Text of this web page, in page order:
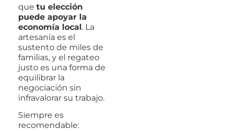
que tu elección
puede apoyar la
economía local. La
artesanía es el
sustento de miles de
familias, y el regateo
justo es una forma de
equilibrar la
negociación sin
infravalorar su trabajo.
Siempre es
recomendable: